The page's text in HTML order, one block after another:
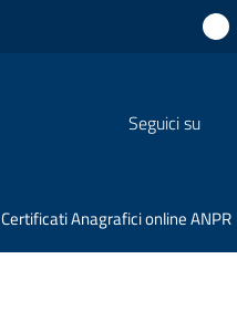
Seguici su
Certificati Anagrafici online ANPR